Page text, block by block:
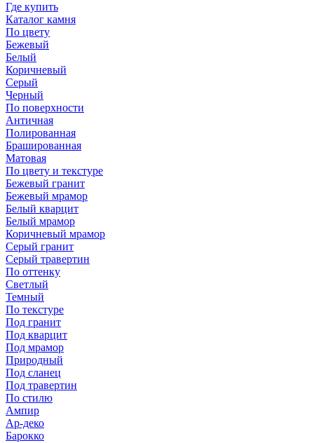
Где купить
Каталог камня
По цвету
Бежевый
Белый
Коричневый
Серый
Черный
По поверхности
Античная
Полированная
Брашированная
Матовая
По цвету и текстуре
Бежевый гранит
Бежевый мрамор
Белый кварцит
Белый мрамор
Коричневый мрамор
Серый гранит
Серый травертин
По оттенку
Светлый
Темный
По текстуре
Под гранит
Под кварцит
Под мрамор
Природный
Под сланец
Под травертин
По стилю
Ампир
Ар-деко
Барокко